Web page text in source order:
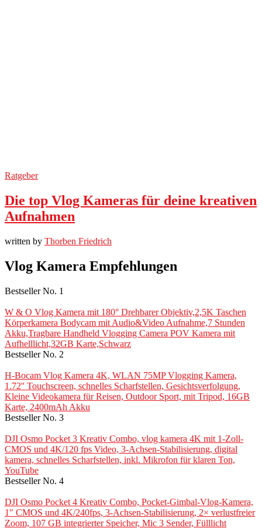
Ratgeber
Die top Vlog Kameras für deine kreativen
Aufnahmen
written by Thorben Friedrich
Vlog Kamera Empfehlungen
Bestseller No. 1
W & O Vlog Kamera mit 180° Drehbarer Objektiv,2,5K Taschen
Körperkamera Bodycam mit Audio&Video Aufnahme,7 Stunden
Akku,Tragbare Handheld Vlogging Camera POV Kamera mit
Aufhelllicht,32GB Karte,Schwarz
Bestseller No. 2
H-Bocam Vlog Kamera 4K, WLAN 75MP Vlogging Kamera,
1.72'' Touchscreen, schnelles Scharfstellen, Gesichtsverfolgung,
Kleine Videokamera für Reisen, Outdoor Sport, mit Tripod, 16GB
Karte, 2400mAh Akku
Bestseller No. 3
DJI Osmo Pocket 3 Kreativ Combo, vlog kamera 4K mit 1-Zoll-
CMOS und 4K/120 fps Video, 3-Achsen-Stabilisierung, digital
kamera, schnelles Scharfstellen, inkl. Mikrofon für klaren Ton,
YouTube
Bestseller No. 4
DJI Osmo Pocket 4 Kreativ Combo, Pocket-Gimbal-Vlog-Kamera,
1″ CMOS und 4K/240fps, 3-Achsen-Stabilisierung, 2× verlustfreier
Zoom, 107 GB integrierter Speicher, Mic 3 Sender, Fülllicht